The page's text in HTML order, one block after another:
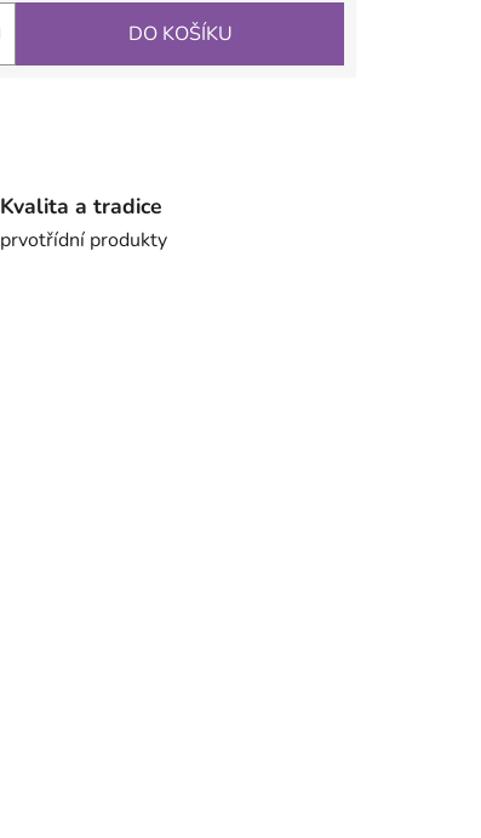
DO KOŠÍKU
Kvalita a tradice
prvotřídní produkty